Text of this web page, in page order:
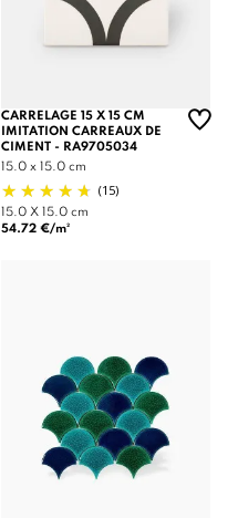
CARRELAGE 15 X 15 CM
IMITATION CARREAUX DE
CIMENT - RA9705034
15.0 x 15.0 cm
(15)
15.0 X 15.0 cm
54.72 €/m²